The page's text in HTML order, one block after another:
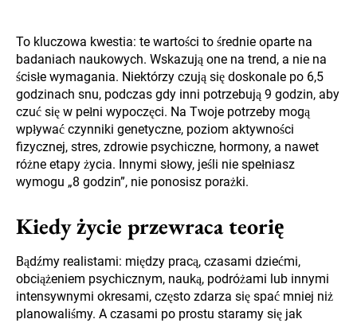
To kluczowa kwestia: te wartości to średnie oparte na
badaniach naukowych. Wskazują one na trend, a nie na
ścisłe wymagania. Niektórzy czują się doskonale po 6,5
godzinach snu, podczas gdy inni potrzebują 9 godzin, aby
czuć się w pełni wypoczęci. Na Twoje potrzeby mogą
wpływać czynniki genetyczne, poziom aktywności
fizycznej, stres, zdrowie psychiczne, hormony, a nawet
różne etapy życia. Innymi słowy, jeśli nie spełniasz
wymogu „8 godzin”, nie ponosisz porażki.
Kiedy życie przewraca teorię
Bądźmy realistami: między pracą, czasami dziećmi,
obciążeniem psychicznym, nauką, podróżami lub innymi
intensywnymi okresami, często zdarza się spać mniej niż
planowaliśmy. A czasami po prostu staramy się jak